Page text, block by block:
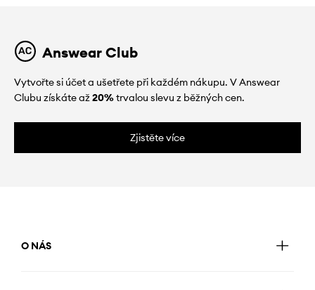
Answear Club
Vytvořte si účet a ušetřete při každém nákupu. V Answear
Clubu získáte až20%trvalou slevu z běžných cen.
Zjistěte více
O NÁS